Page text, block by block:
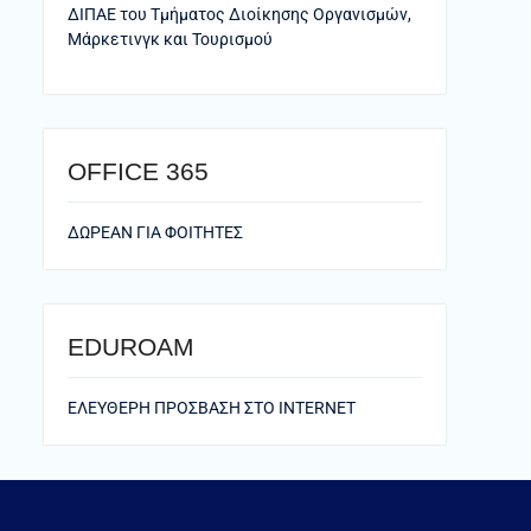
ΔΙΠΑΕ του Τμήματος Διοίκησης Οργανισμών,
Μάρκετινγκ και Τουρισμού
ΟFFICE 365
ΔΩΡΕΑΝ ΓΙΑ ΦΟΙΤΗΤΕΣ
EDUROAM
ΕΛΕΥΘΕΡΗ ΠΡΟΣΒΑΣΗ ΣΤΟ ΙΝΤΕRNET